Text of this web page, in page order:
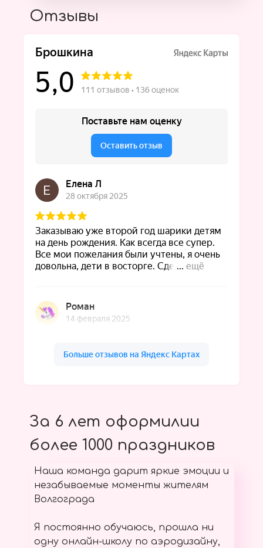
Отзывы
За 6 лет оформилии
более 1000 праздников
Наша команда дарит яркие эмоции и
незабываемые моменты жителям
Волгограда
Я постоянно обучаюсь, прошла ни
одну онлайн-школу по аэродизайну,